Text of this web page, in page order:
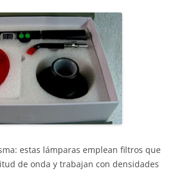
estas lámparas emplean filtros que
de onda y trabajan con densidades